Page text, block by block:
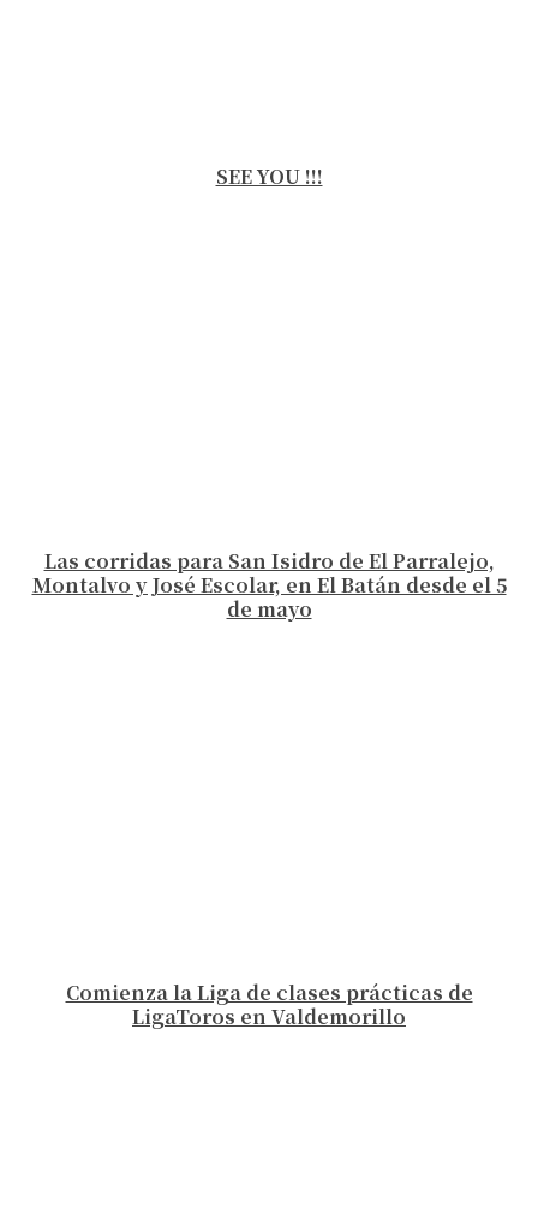
SEE YOU !!!
Las corridas para San Isidro de El Parralejo,
Montalvo y José Escolar, en El Batán desde el 5
de mayo
Comienza la Liga de clases prácticas de
LigaToros en Valdemorillo